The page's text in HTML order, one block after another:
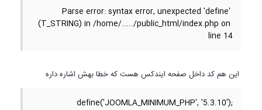
Parse error: syntax error, unexpected 'define'
(T_STRING) in /home/...../public_html/index.php on
line 14
این هم کد داخل صفحه ایندکس هست که خطا بهش اشاره داره
define('JOOMLA_MINIMUM_PHP', '5.3.10');